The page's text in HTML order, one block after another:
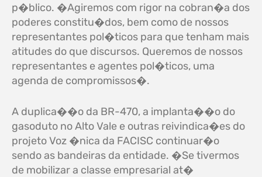
p�blico. �Agiremos com rigor na cobran�a dos
poderes constitu�dos, bem como de nossos
representantes pol�ticos para que tenham mais
atitudes do que discursos. Queremos de nossos
representantes e agentes pol�ticos, uma
agenda de compromissos�.
A duplica��o da BR-470, a implanta��o do
gasoduto no Alto Vale e outras reivindica�es do
projeto Voz �nica da FACISC continuar�o
sendo as bandeiras da entidade. �Se tivermos
de mobilizar a classe empresarial at�